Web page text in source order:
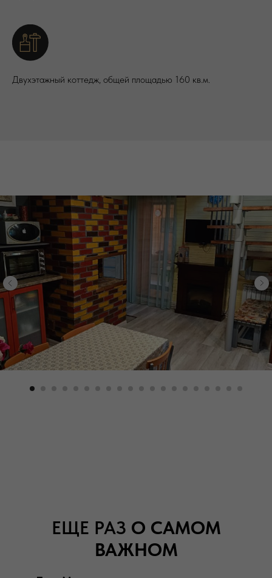
Двухэтажный коттедж, общей площадью 160 кв.м.
ЕЩЕ РАЗ О САМОМ
ВАЖНОМ